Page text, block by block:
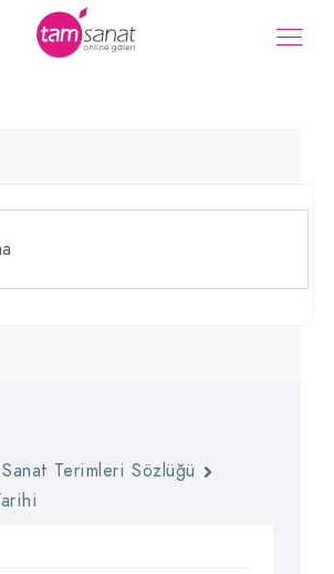
(Pop Sanat)
Sanat Terimleri Sözlüğü